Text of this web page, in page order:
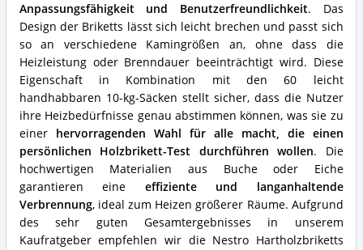
Anpassungsfähigkeit und Benutzerfreundlichkeit. Das
Design der Briketts lässt sich leicht brechen und passt sich
so an verschiedene Kamingrößen an, ohne dass die
Heizleistung oder Brenndauer beeinträchtigt wird. Diese
Eigenschaft in Kombination mit den 60 leicht
handhabbaren 10-kg-Säcken stellt sicher, dass die Nutzer
ihre Heizbedürfnisse genau abstimmen können, was sie zu
einer
hervorragenden Wahl für alle macht, die einen
persönlichen Holzbrikett-Test durchführen wollen. Die
hochwertigen Materialien aus Buche oder Eiche
garantieren eine effiziente und langanhaltende
Verbrennung, ideal zum Heizen größerer Räume. Aufgrund
des sehr guten Gesamtergebnisses in unserem
Kaufratgeber empfehlen wir die Nestro Hartholzbriketts